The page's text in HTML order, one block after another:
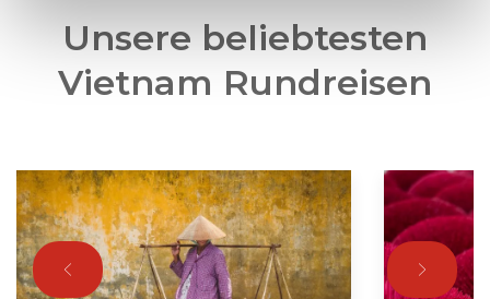
Unsere beliebtesten
Vietnam Rundreisen